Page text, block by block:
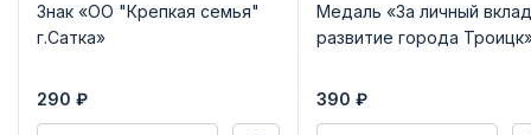
Знак «ОО "Крепкая семья"
г.Сатка»
290 ₽
Медаль «За личный
развитие города
390 ₽